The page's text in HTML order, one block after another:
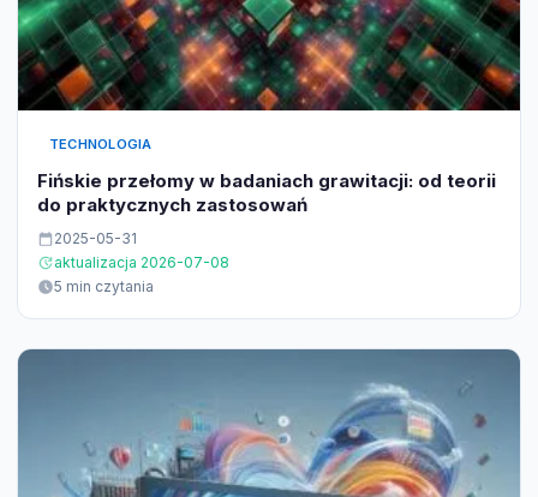
TECHNOLOGIA
Fińskie przełomy w badaniach grawitacji: od teorii
do praktycznych zastosowań
2025-05-31
aktualizacja 2026-07-08
5 min czytania